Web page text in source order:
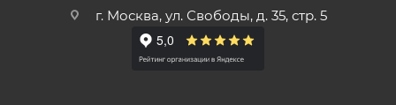
г. Москва, ул. Свободы, д. 35, стр. 5